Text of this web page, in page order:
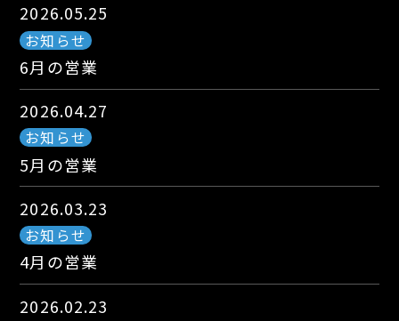
6月の営業
2026.05.25
お知らせ
5月の営業
2026.04.27
お知らせ
4月の営業
2026.03.23
お知らせ
2026.02.23